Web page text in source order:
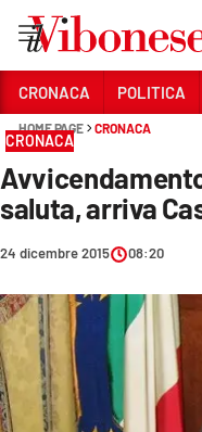
Sezioni
CRONACA
POLITICA
SANITÀ
AMBIENTE
SOCIETÀ
CULTURA
CRONACA POLITICA
HOME PAGE CRONACA
CRONACA
saluta, arriva
24 dicembre 2015 08:20